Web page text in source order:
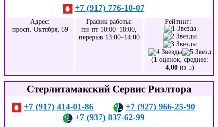
+7 (917) 776-10-07
Адрес:
просп. Октября, 69
График работы:
пн-пт 10:00–18:00,
перерыв 13:00–14:00
Рейтинг:
(1 оценок, среднее:
4,00 из 5)
Стерлитамакский Сервис Риэлтора
+7 (917) 414-01-86
+7 (927) 966-25-90
+7 (937) 837-62-99